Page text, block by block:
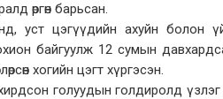
өргөн барьсан.
уст цэгүүдийн ахуйн
байгуулж 12 сумын
хогийн цэгт хүргэсэн.
голуудын голдиролд